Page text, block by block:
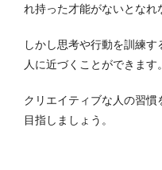
れ持った才能がないとなれ
しかし思考や行動を訓練
人に近づくことができます。
クリエイティブな人の習
目指しましょう。